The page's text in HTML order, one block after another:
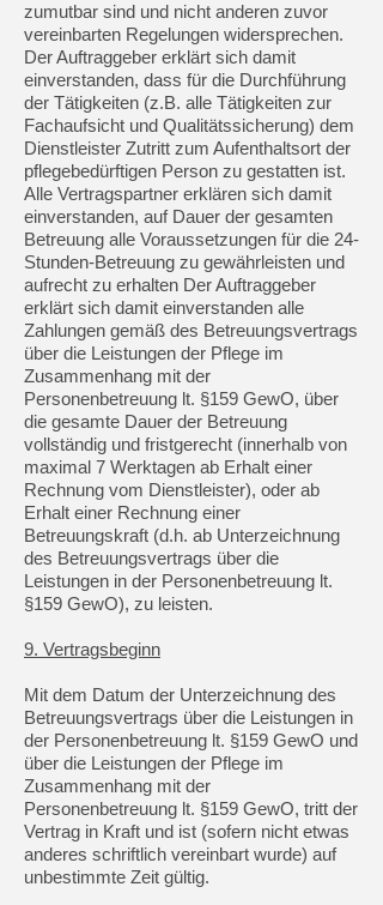
zumutbar sind und nicht anderen zuvor
vereinbarten Regelungen widersprechen.
Der Auftraggeber erklärt sich damit
einverstanden, dass für die Durchführung
der Tätigkeiten (z.B. alle Tätigkeiten zur
Fachaufsicht und Qualitätssicherung) dem
Dienstleister Zutritt zum Aufenthaltsort der
pflegebedürftigen Person zu gestatten ist.
Alle Vertragspartner erklären sich damit
einverstanden, auf Dauer der gesamten
Betreuung alle Voraussetzungen für die 24-
Stunden-Betreuung zu gewährleisten und
aufrecht zu erhalten Der Auftraggeber
erklärt sich damit einverstanden alle
Zahlungen gemäß des Betreuungsvertrags
über die Leistungen der Pflege im
Zusammenhang mit der
Personenbetreuung lt. §159 GewO, über
die gesamte Dauer der Betreuung
vollständig und fristgerecht (innerhalb von
maximal 7 Werktagen ab Erhalt einer
Rechnung vom Dienstleister), oder ab
Erhalt einer Rechnung einer
Betreuungskraft (d.h. ab Unterzeichnung
des Betreuungsvertrags über die
Leistungen in der Personenbetreuung lt.
§159 GewO), zu leisten.
9. Vertragsbeginn
Mit dem Datum der Unterzeichnung des
Betreuungsvertrags über die Leistungen in
der Personenbetreuung lt. §159 GewO und
über die Leistungen der Pflege im
Zusammenhang mit der
Personenbetreuung lt. §159 GewO, tritt der
Vertrag in Kraft und ist (sofern nicht etwas
anderes schriftlich vereinbart wurde) auf
unbestimmte Zeit gültig.